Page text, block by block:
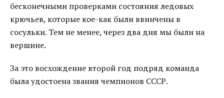
бесконечными проверками состояния ледовых
крючьев, которые кое-как были ввинчены в
сосульки. Тем не менее, через два дня мы были на
вершине.
За это восхождение второй год подряд команда
была удостоена звания чемпионов СССР.